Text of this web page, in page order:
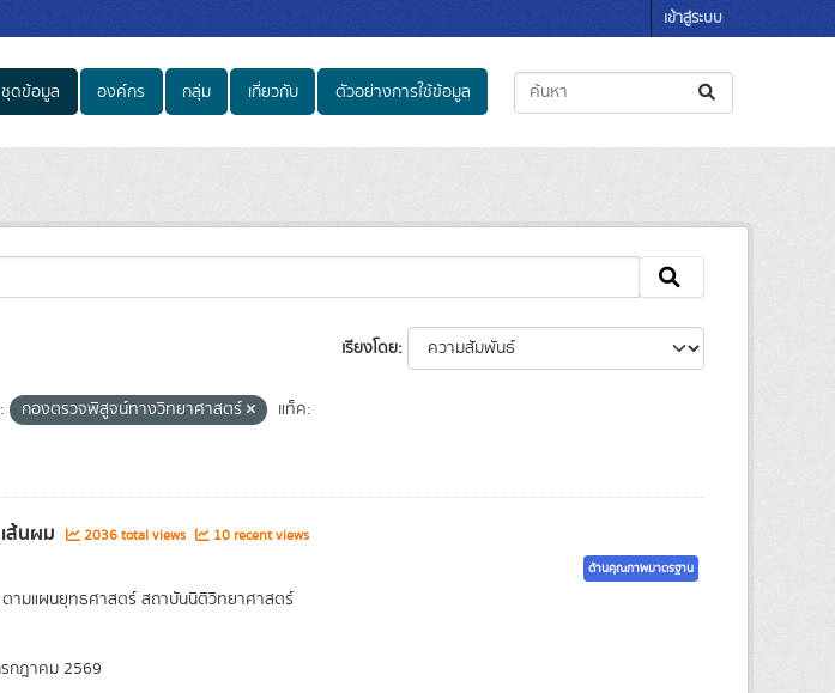
เข้าสู่ระบบ
ชุดข้อมูล องค์กร กลุ่ม เกี่ยวกับ ตัวอย่างการใช้ข้อมูล
เรียงโดย
กองตรวจพิสูจน์ทางวิทยาศาสตร์
แท็ค:
ส้นผม 2036 total views 10 recent views
ด้านคุณภาพมาตรฐาน
ตามแผนยุทธศาสตร์ สถาบันนิติวิทยาศาสตร์
กฎาคม 2569